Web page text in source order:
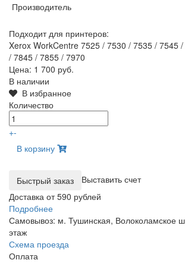
Производитель
Подходит для принтеров:
Xerox WorkCentre 7525 / 7530 / 7535 / 7545
/ 7845 / 7855 / 7970
Цена: 1 700 руб.
В наличии
В избранное
Количество
+-
В корзину
Выставить счет
Доставка от 590 рублей
Подробнее
Самовывоз: м. Тушинская, Волоколамское
этаж
Схема проезда
Оплата